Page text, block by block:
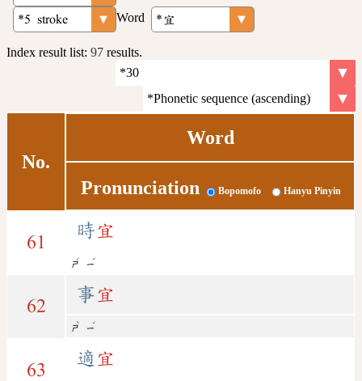
Word
Index result list: 97 results.
No.
Word
Pronunciation Bopomofo Hanyu Pinyin
61
時宜
ㄕ
ˊ
ㄧ
ˊ
62
事 宜
ㄕ
ˋ
ㄧ
ˊ
63
適 宜